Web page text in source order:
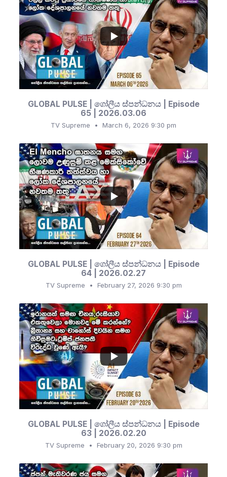
...
735
116
GLOBAL PULSE | ගෝලීය ස්පන්ධනය | Episode
65 | 2026.03.06
TV Supreme March 6, 2026 9:30 pm
...
164
30
GLOBAL PULSE | ගෝලීය ස්පන්ධනය | Episode
64 | 2026.02.27
TV Supreme February 27, 2026 9:30 pm
...
249
21
GLOBAL PULSE | ගෝලීය ස්පන්ධනය | Episode
63 | 2026.02.20
TV Supreme February 20, 2026 9:30 pm